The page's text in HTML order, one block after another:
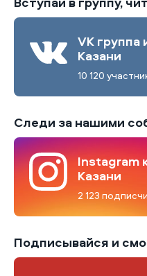
VK группа
Казани
10 120
Следи за нашими
Instagram
Казани
2 123
Подписывайся и